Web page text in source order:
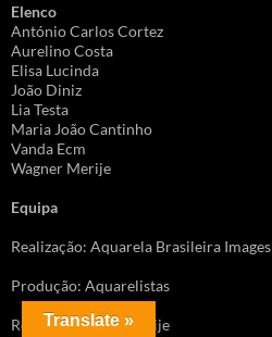
Elenco
António Carlos Cortez
Aurelino Costa
Elisa Lucinda
João Diniz
Lia Testa
Maria João Cantinho
Vanda Ecm
Wagner Merije
Equipa
Realização: Aquarela Brasileira Images
Produção: Aquarelistas
Roteiro: Wagner Merije
Translate »